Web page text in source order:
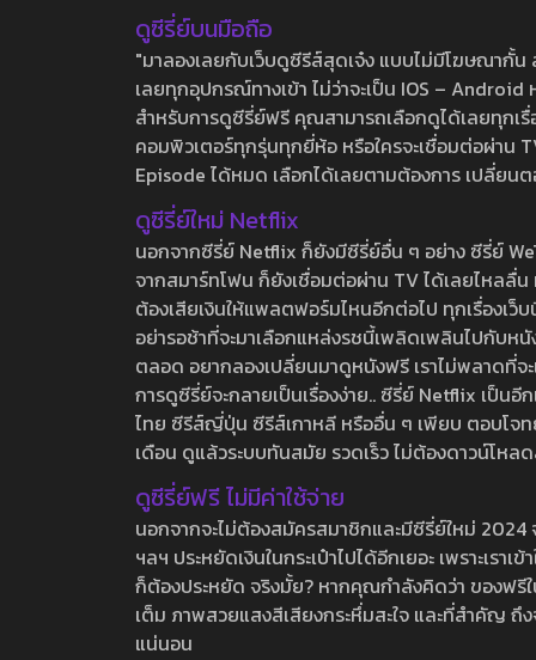
ดูซีรี่ย์บนมือถือ
"มาลองเลยกับเว็บดูซีรีส์สุดเจ๋ง แบบไม่มีโฆษณากั้
เลยทุกอุปกรณ์ทางเข้า ไม่ว่าจะเป็น IOS –
สำหรับการดูซีรี่ย์ฟรี คุณสามารถเลือกดูได้เลยทุกเ
คอมพิวเตอร์ทุกรุ่นทุกยี่ห้อ หรือใครจะเชื่อมต่อผ่าน
Episode ได้หมด เลือกได้เลยตามต้องการ เปลี่ยน
ดูซีรี่ย์ใหม่ Netflix
นอกจากซีรี่ย์ Netflix ก็ยังมีซีรี่ย์อื่น ๆ อย่าง ซีรี่ย์
จากสมาร์ทโฟน ก็ยังเชื่อมต่อผ่าน TV ได้เลยไหลลื่
ต้องเสียเงินให้แพลตฟอร์มไหนอีกต่อไป ทุกเรื่องเว็
อย่ารอช้าที่จะมาเลือกแหล่งรชนี้เพลิดเพลินไปกับห
ตลอด อยากลองเปลี่ยนมาดูหนังฟรี เราไม่พลาดที่
การดูซีรี่ย์จะกลายเป็นเรื่องง่าย.. ซีรี่ย์ Netflix เป็น
ไทย ซีรีส์ญี่ปุ่น ซีรีส์เกาหลี หรืออื่น ๆ เพียบ ตอบโจท
เดือน ดูแล้วระบบทันสมัย รวดเร็ว ไม่ต้องดาวน์โห
ดูซีรี่ย์ฟรี ไม่มีค่าใช้จ่าย
นอกจากจะไม่ต้องสมัครสมาชิกและมีซีรี่ย์ใหม่
ฯลฯ ประหยัดเงินในกระเป๋าไปได้อีกเยอะ เพราะเร
ก็ต้องประหยัด จริงมั้ย? หากคุณกำลังคิดว่า ของฟ
เต็ม ภาพสวยแสงสีเสียงกระหึ่มสะใจ และที่สำคัญ
แน่นอน